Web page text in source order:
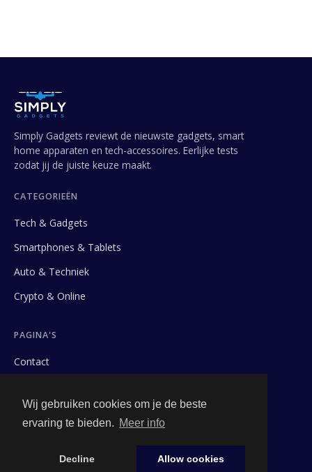
Wij gebruiken cookies om je de beste
ervaring te bieden. Meer info
Decline Allow cookies
Simply Gadgets reviewt de nieuwste gadgets, smart
home apparaten en tech-accessoires. Eerlijke tests
zodat jij de juiste keuze maakt.
CATEGORIEËN
Tech & Gadgets
Smartphones & Tablets
Auto & Techniek
Crypto & Online
PAGINA'S
Contact
Algemene Voorwaarden